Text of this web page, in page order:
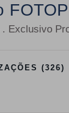
Exclusivo
(326)